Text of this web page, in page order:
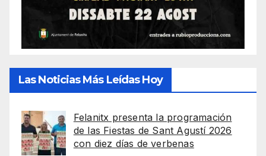
Las Noticias Más Leídas Hoy
Felanitx presenta la programación
de las Fiestas de Sant Agustí 2026
con diez días de verbenas